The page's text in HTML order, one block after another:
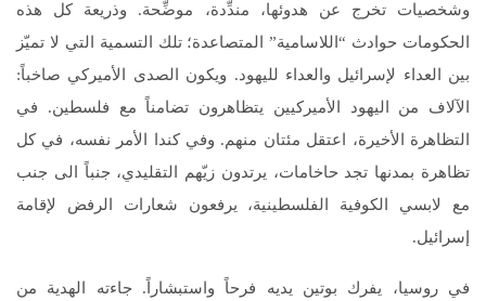
وشخصيات تخرج عن هدوئها، مندِّدة، موضِّحة. وذريعة كل هذه
الحكومات حوادث “اللاسامية” المتصاعدة؛ تلك التسمية التي لا تميّز
بين العداء لإسرائيل والعداء لليهود. ويكون الصدى الأميركي صاخباً:
الآلاف من اليهود الأميركيين يتظاهرون تضامناً مع فلسطين. في
التظاهرة الأخيرة، اعتقل مئتان منهم. وفي كندا الأمر نفسه، في كل
تظاهرة بمدنها تجد حاخامات، يرتدون زيّهم التقليدي، جنباً الى جنب
مع لابسي الكوفية الفلسطينية، يرفعون شعارات الرفض لإقامة
إسرائيل.
في روسيا، يفرك بوتين يديه فرحاً واستبشاراً. جاءته الهدية من